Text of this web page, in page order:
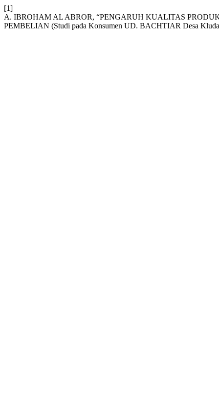
[1]
A. IBROHAM AL ABROR, “PENGARUH KUALITAS
PEMBELIAN (Studi pada Konsumen UD. BACHTIAR Desa